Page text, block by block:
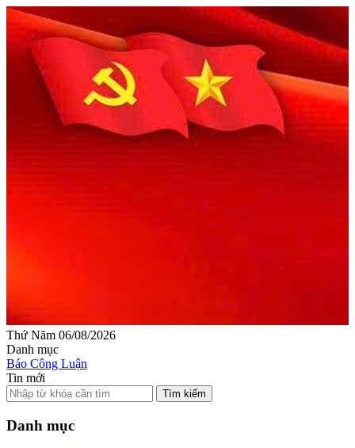
Thứ Năm 06/08/2026
Danh mục
Báo Công Luận
Tin mới
Tìm kiếm
Danh mục